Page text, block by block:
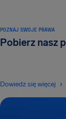
POZNAJ SWOJE PRAWA
Pobierz nasz
Dowiedz się więcej